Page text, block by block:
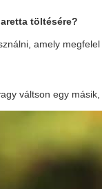
töltésére?
amely
váltson egy